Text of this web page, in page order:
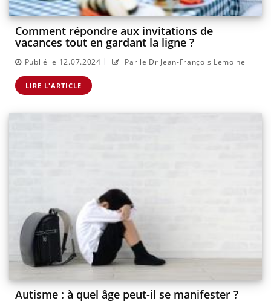
Comment répondre aux invitations de
vacances tout en gardant la ligne ?
Publié le 12.07.2024 | Par le Dr Jean-François Lemoine
LIRE L'ARTICLE
Autisme : à quel âge peut-il se manifester ?